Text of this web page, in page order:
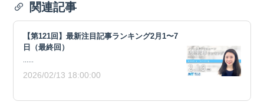
関連記事
【第121回】最新注目記事ランキング2月1〜7
日（最終回）
2026/02/13 18:00:00